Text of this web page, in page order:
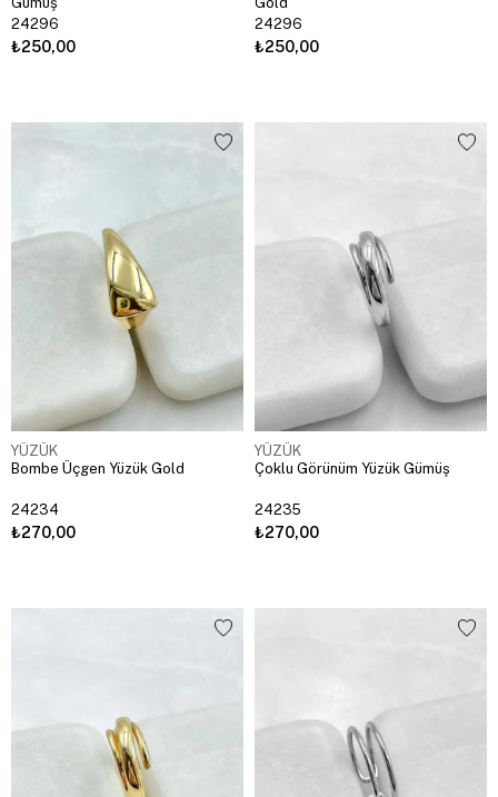
24296
₺250,00
24296
₺250,00
YÜZÜK
Bombe Üçgen Yüzük Gold
24234
₺270,00
YÜZÜK
Çoklu Görünüm Yüzük Gümüş
24235
₺270,00